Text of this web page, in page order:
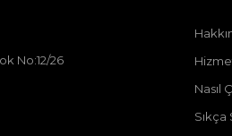
No:12/26
Nasıl